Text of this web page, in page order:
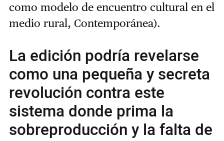
como modelo de encuentro cultural en el
medio rural, Contemporánea).
La edición podría revelarse
como una pequeña y secreta
revolución contra este
sistema donde prima la
sobreproducción y la falta de